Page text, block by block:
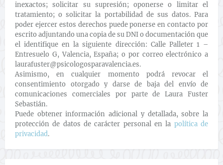
inexactos; solicitar su supresión; oponerse o limitar el
tratamiento; o solicitar la portabilidad de sus datos. Para
poder ejercer estos derechos puede ponerse en contacto por
escrito adjuntando una copia de su DNI o documentación que
el identifique en la siguiente dirección: Calle Palleter 1 –
Entresuelo G, Valencia, España; o por correo electrónico a
laurafuster@psicologosparavalencia.es.
Asimismo, en cualquier momento podrá revocar el
consentimiento otorgado y darse de baja del envío de
comunicaciones comerciales por parte de Laura Fuster
Sebastián.
Puede obtener información adicional y detallada, sobre la
protección de datos de carácter personal en la política de
privacidad.